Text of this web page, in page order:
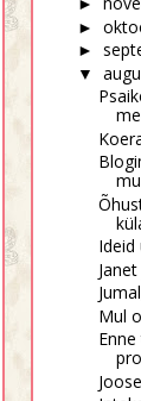
►
►
▼
Ideid
Mul